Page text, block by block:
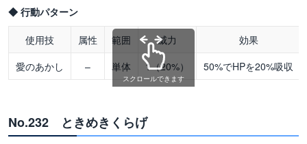
◆ 行動パターン
使用技 属性 範囲 威力
効果
愛のあかし
– 単体 1（20%） 50%でHPを20%吸収
スクロールできます
No.232 ときめきくらげ